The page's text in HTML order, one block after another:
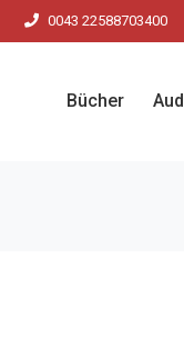
0043 22588703400
Bücher